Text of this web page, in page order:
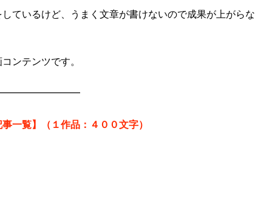
しているけど、うまく文章が書けないので成果が上がらな
ンテンツです。
一覧】（１作品：４００文字）